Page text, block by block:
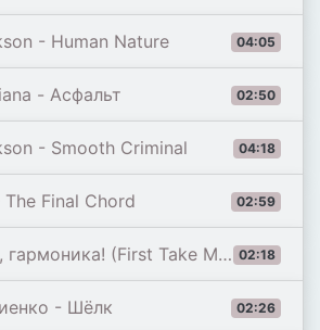
04:05
- Human Nature
02:50
- Асфальт
04:18
- Smooth Criminal
02:59
Final Chord
02:18
(First Take Master)
02:26
- Шёлк